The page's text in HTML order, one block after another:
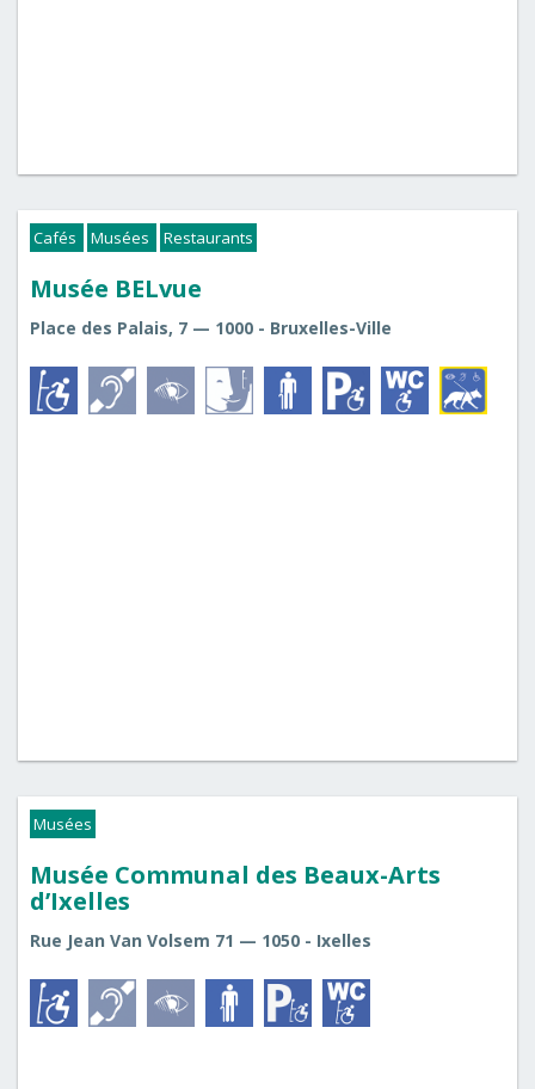
Cafés Musées Restaurants
Musée BELvue
Place des Palais, 7 — 1000 - Bruxelles-Ville
Musées
Musée Communal des Beaux-Arts
d’Ixelles
Rue Jean Van Volsem 71 — 1050 - Ixelles